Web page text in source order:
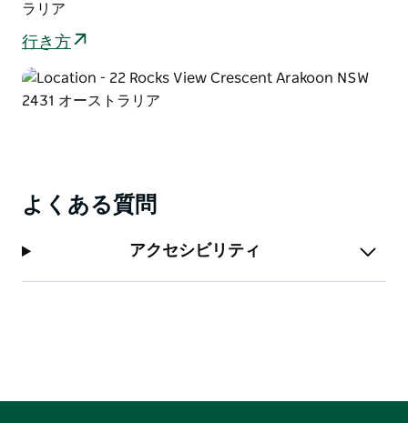
ラリア
行き方
よくある質問
アクセシビリティ